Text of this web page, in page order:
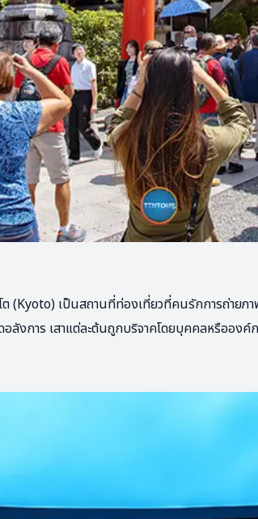
(Kyoto) เป็นสถานที่ท่องเที่ยวที่คนรักการถ่าย
งการ เสาแต่ละต้นถูกบริจาคโดยบุคคลหรือองค์